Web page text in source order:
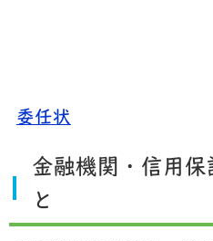
委任状
金融機関・信用保
と